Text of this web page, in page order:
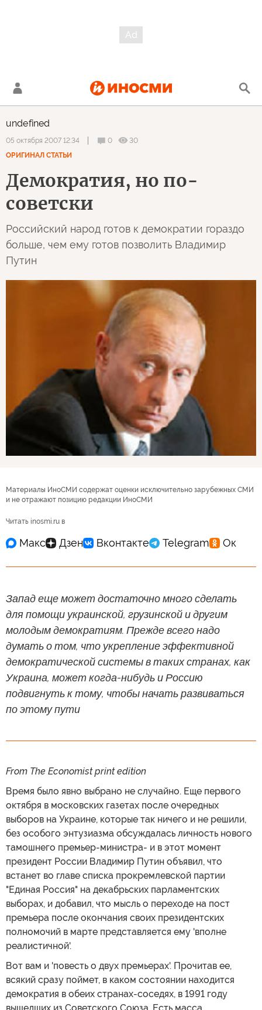
undefined
05 октября 2007 12:34 0
30
ОРИГИНАЛ СТАТЬИ
Демократия, но по-
советски
Российский народ готов к демократии гораздо
больше, чем ему готов позволить Владимир
Путин
Материалы ИноСМИ содержат оценки исключительно зарубежных СМИ
и не отражают позицию редакции ИноСМИ
Читать inosmi.ru в
Запад еще может достаточно много сделать
для помощи украинской, грузинской и другим
молодым демократиям. Прежде всего надо
думать о том, что укрепление эффективной
демократической системы в таких странах, как
Украина, может когда-нибудь и Россию
подвигнуть к тому, чтобы начать развиваться
по этому пути
From The Economist print edition
Время было явно выбрано не случайно. Еще первого
октября в московских газетах после очередных
выборов на Украине, которые так ничего и не решили,
без особого энтузиазма обсуждалась личность нового
тамошнего премьер-министра- и в этот момент
президент России Владимир Путин объявил, что
встанет во главе списка прокремлевской партии
"Единая Россия" на декабрьских парламентских
выборах, и добавил, что мысль о переходе на пост
премьера после окончания своих президентских
полномочий в марте представляется ему 'вполне
реалистичной'.
Вот вам и 'повесть о двух премьерах'. Прочитав ее,
всякий сразу поймет, в каком состоянии находится
демократия в обеих странах-соседях, в 1991 году
вышедших из Советского Союза. Есть масса